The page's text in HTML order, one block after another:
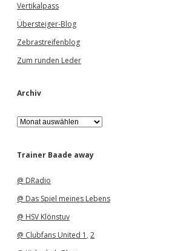
Vertikalpass
Übersteiger-Blog
Zebrastreifenblog
Zum runden Leder
Archiv
A
r
h
Trainer Baade away
@ DRadio
@ Das Spiel meines Lebens
@ HSV Klönstuv
@ Clubfans United 1 , 2